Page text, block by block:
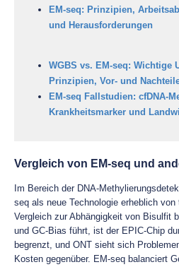
EM-seq: Prinzipien,
und Herausforderungen
WGBS vs. EM-seq: Wichtige
Prinzipien, Vor- und
EM-seq Fallstudien: cfDNA-
Krankheitsmarker und
Vergleich von EM-seq und
Im Bereich der DNA-
seq als neue Technologie erheblich
Vergleich zur Abhängigkeit von Bisulfit
und GC-Bias führt, ist der EPIC-Chip
begrenzt, und ONT sieht sich
Kosten gegenüber. EM-seq balanciert